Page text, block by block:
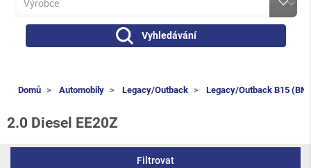
Vyhledávání
Domů Automobily Legacy/Outback Legacy/Outback B15
2.0 Diesel EE20Z
Filtrovat